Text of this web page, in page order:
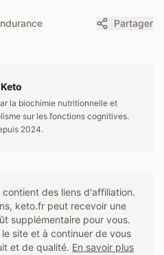
Partager
la biochimie nutritionnelle et
sur les fonctions cognitives.
2024.
contient des liens d'affiliation.
keto.fr peut recevoir une
supplémentaire pour vous.
site et à continuer de vous
et de qualité. En savoir plus